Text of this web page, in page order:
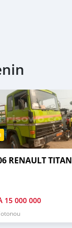
RENAULT TITAN
15 000 000